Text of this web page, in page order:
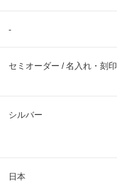
-
セミオーダー / 名入れ・刻印
シルバー
日本